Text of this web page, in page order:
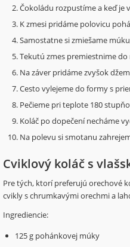
Čokoládu rozpustíme a keď je
K zmesi pridáme polovicu
Samostatne si zmiešame
Tekutú zmes premiestnime
Na záver pridáme zvyšok
Cesto vylejeme do formy s
Pečieme pri teplote 180
Koláč po dopečení necháme
Na polevu si smotanu
Cviklový koláč s
Pre tých, ktorí preferujú orechové
cvikly s chrumkavými orechmi a
Ingrediencie:
125 g pohánkovej múky